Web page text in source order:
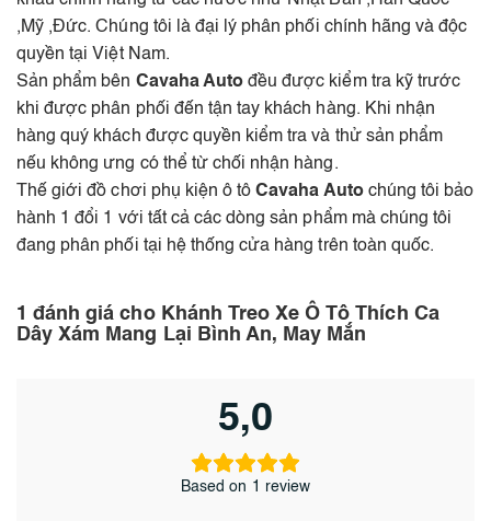
,Mỹ ,Đức. Chúng tôi là đại lý phân phối chính hãng và độc
quyền tại Việt Nam.
Sản phẩm bên Cavaha Autođều được kiểm tra kỹ trước
khi được phân phối đến tận tay khách hàng. Khi nhận
hàng quý khách được quyền kiểm tra và thử sản phẩm
nếu không ưng có thể từ chối nhận hàng.
Thế giới đồ chơi phụ kiện ô tôCavaha Autochúng tôi bảo
hành 1 đổi 1 với tất cả các dòng sản phẩm mà chúng tôi
đang phân phối tại hệ thống cửa hàng trên toàn quốc.
1 đánh giá cho Khánh Treo Xe Ô Tô Thích Ca
Dây Xám Mang Lại Bình An, May Mắn
5,0
Based on 1 review